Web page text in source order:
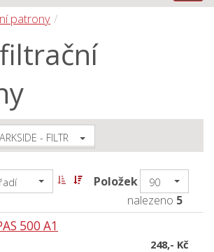
patrony
- FILTR
Položek 90
nalezeno 5
500 A1
248,- Kč